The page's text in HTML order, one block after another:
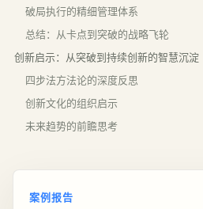
破局执行的精细管理体系
总结：从卡点到突破的战略飞轮
创新启示：从突破到持续创新的智慧沉淀
四步法方法论的深度反思
创新文化的组织启示
未来趋势的前瞻思考
案例报告